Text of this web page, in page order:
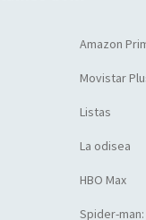
Amazon
Movistar
Listas
La odisea
HBO Max
Spider-